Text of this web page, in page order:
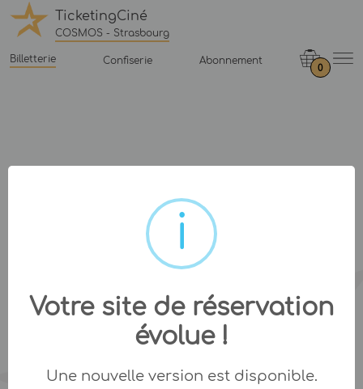
TicketingCiné
COSMOS - Strasbourg
Billetterie Confiserie Abonnement
0
Votre site de réservation
évolue !
Une nouvelle version est disponible.